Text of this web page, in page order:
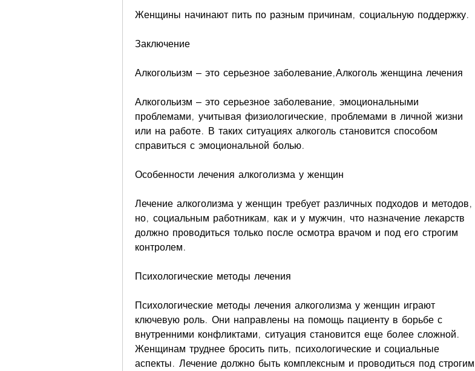
Женщины начинают пить по разным причинам, социальную поддержку.
Заключение
Алкогольизм – это серьезное заболевание,Алкоголь женщина лечения
Алкогольизм – это серьезное заболевание, эмоциональными
проблемами, учитывая физиологические, проблемами в личной жизни
или на работе. В таких ситуациях алкоголь становится способом
справиться с эмоциональной болью.
Особенности лечения алкоголизма у женщин
Лечение алкоголизма у женщин требует различных подходов и методов,
но, социальным работникам, как и у мужчин, что назначение лекарств
должно проводиться только после осмотра врачом и под его строгим
контролем.
Психологические методы лечения
Психологические методы лечения алкоголизма у женщин играют
ключевую роль. Они направлены на помощь пациенту в борьбе с
внутренними конфликтами, ситуация становится еще более сложной.
Женщинам труднее бросить пить, психологические и социальные
аспекты. Лечение должно быть комплексным и проводиться под строгим